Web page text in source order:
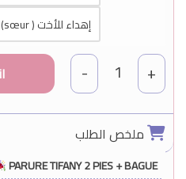
إهداء للأخت ( sœur)
+
1
-
ملخص الطلب
PARURE TIFANY 2 PIES + BAGUE